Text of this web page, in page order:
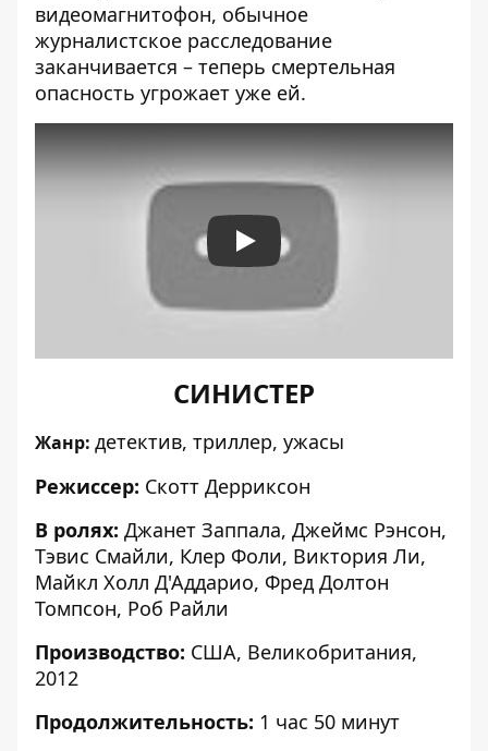
видеомагнитофон, обычное
журналистское расследование
заканчивается – теперь смертельная
опасность угрожает уже ей.
Play
СИНИСТЕР
Жанр: детектив, триллер, ужасы
Режиссер: Скотт Дерриксон
В ролях: Джанет Заппала, Джеймс Рэнсон,
Тэвис Смайли, Клер Фоли, Виктория Ли,
Майкл Холл Д'Аддарио, Фред Долтон
Томпсон, Роб Райли
Производство: США, Великобритания,
2012
Продолжительность: 1 час 50 минут